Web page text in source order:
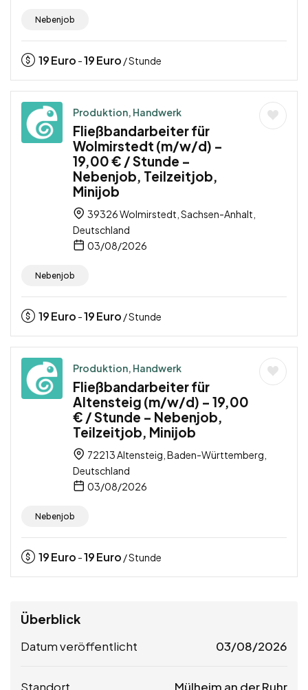
Nebenjob
19Euro -19Euro / Stunde
Produktion, Handwerk
Fließbandarbeiter für
Wolmirstedt (m/w/d) –
19,00 € / Stunde –
Nebenjob, Teilzeitjob,
Minijob
39326 Wolmirstedt, Sachsen-Anhalt,
Deutschland
03/08/2026
Nebenjob
19Euro -19Euro / Stunde
Produktion, Handwerk
Fließbandarbeiter für
Altensteig (m/w/d) – 19,00
€ / Stunde – Nebenjob,
Teilzeitjob, Minijob
72213 Altensteig, Baden-Württemberg,
Deutschland
03/08/2026
Nebenjob
19Euro -19Euro / Stunde
Überblick
Datum veröffentlicht 03/08/2026
Standort Mülheim an der Ruhr